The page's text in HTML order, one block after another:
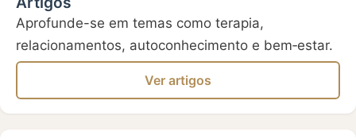
Aprofunde-se em temas como terapia,
relacionamentos, autoconhecimento e bem‑estar.
Ver artigos